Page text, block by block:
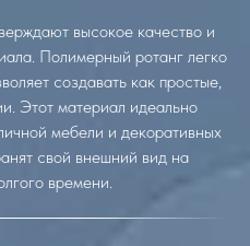
высокое качество и
Полимерный ротанг легко
создавать как простые,
Этот материал идеально
мебели и декоративных
свой внешний вид на
времени.